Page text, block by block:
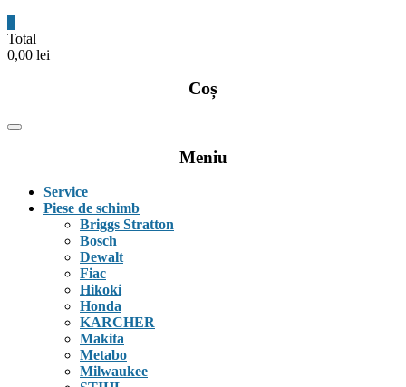
Total
0,00 lei
Coș
Catalog
Meniu
Service
Piese de schimb
Briggs Stratton
Bosch
Dewalt
Fiac
Hikoki
Honda
KARCHER
Makita
Metabo
Milwaukee